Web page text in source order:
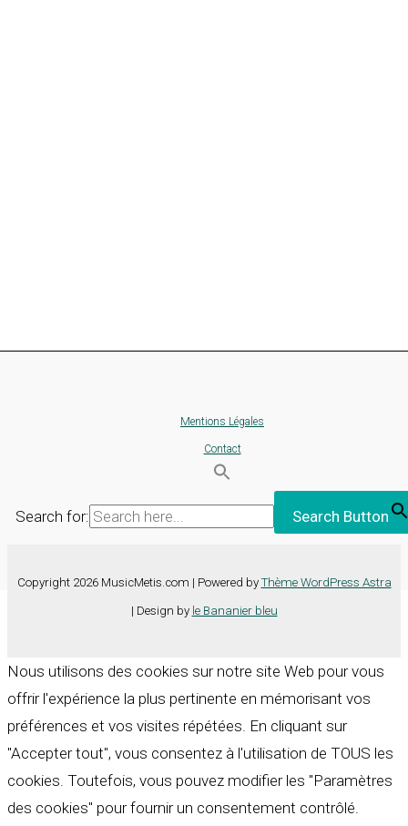
Mentions Légales
Contact
Search for: Search Button
Copyright 2026 MusicMetis.com | Powered by Thème WordPress Astra
| Design by le Bananier bleu
Nous utilisons des cookies sur notre site Web pour vous
offrir l'expérience la plus pertinente en mémorisant vos
préférences et vos visites répétées. En cliquant sur
"Accepter tout", vous consentez à l'utilisation de TOUS les
cookies. Toutefois, vous pouvez modifier les "Paramètres
des cookies" pour fournir un consentement contrôlé.